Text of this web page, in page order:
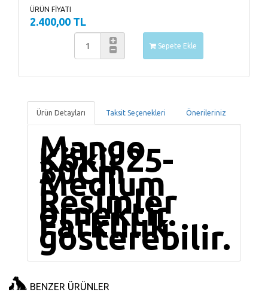
ÜRÜN FİYATI
2.400,00 TL
Sepete Ekle
Ürün Detayları Taksit Seçenekleri Önerileriniz
Mango
Kökü 25-
30Cm
Medium
Resimler
örnektir.
Farklılık
gösterebilir.
BENZER ÜRÜNLER